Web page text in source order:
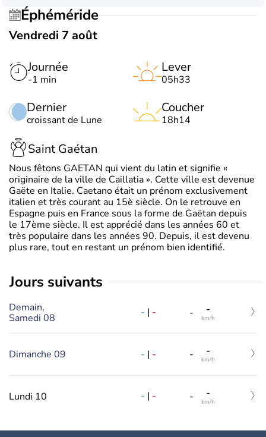
Éphéméride
Vendredi 7 août
Journée
-1 min
Dernier
croissant de Lune
Lever
05h33
Coucher
18h14
Saint Gaétan
Nous fêtons GAETAN qui vient du latin et signifie «
originaire de la ville de Caillatia ». Cette ville est devenue
Gaëte en Italie. Caetano était un prénom exclusivement
italien et très courant au 15è siècle. On le retrouve en
Espagne puis en France sous la forme de Gaëtan depuis
le 17ème siècle. Il est apprécié dans les années 60 et
très populaire dans les années 90. Depuis, il est devenu
plus rare, tout en restant un prénom bien identifié.
jours suivants
Demain,
Samedi 08
- | - - -
km/h
Dimanche 09 - | - - -
km/h
Lundi 10 - | - - -
km/h